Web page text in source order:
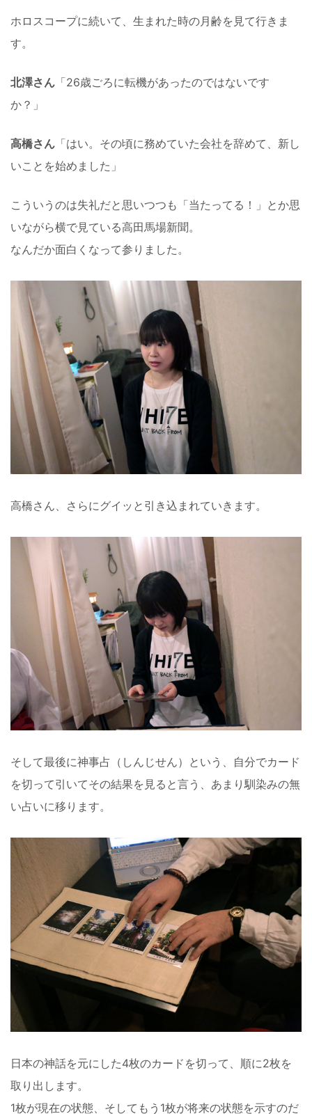
ホロスコープに続いて、生まれた時の月齢を見て行きま
す。
北澤さん 「26歳ごろに転機があったのではないです
か？」
高橋さん 「はい。その頃に務めていた会社を辞めて、新し
いことを始めました」
こういうのは失礼だと思いつつも「当たってる！」とか思
いながら横で見ている高田馬場新聞。
なんだか面白くなって参りました。
高橋さん、さらにグイッと引き込まれていきます。
そして最後に神事占（しんじせん）という、自分でカード
を切って引いてその結果を見ると言う、あまり馴染みの無
い占いに移ります。
日本の神話を元にした4枚のカードを切って、順に2枚を
取り出します。
1枚が現在の状態、そしてもう1枚が将来の状態を示すのだ